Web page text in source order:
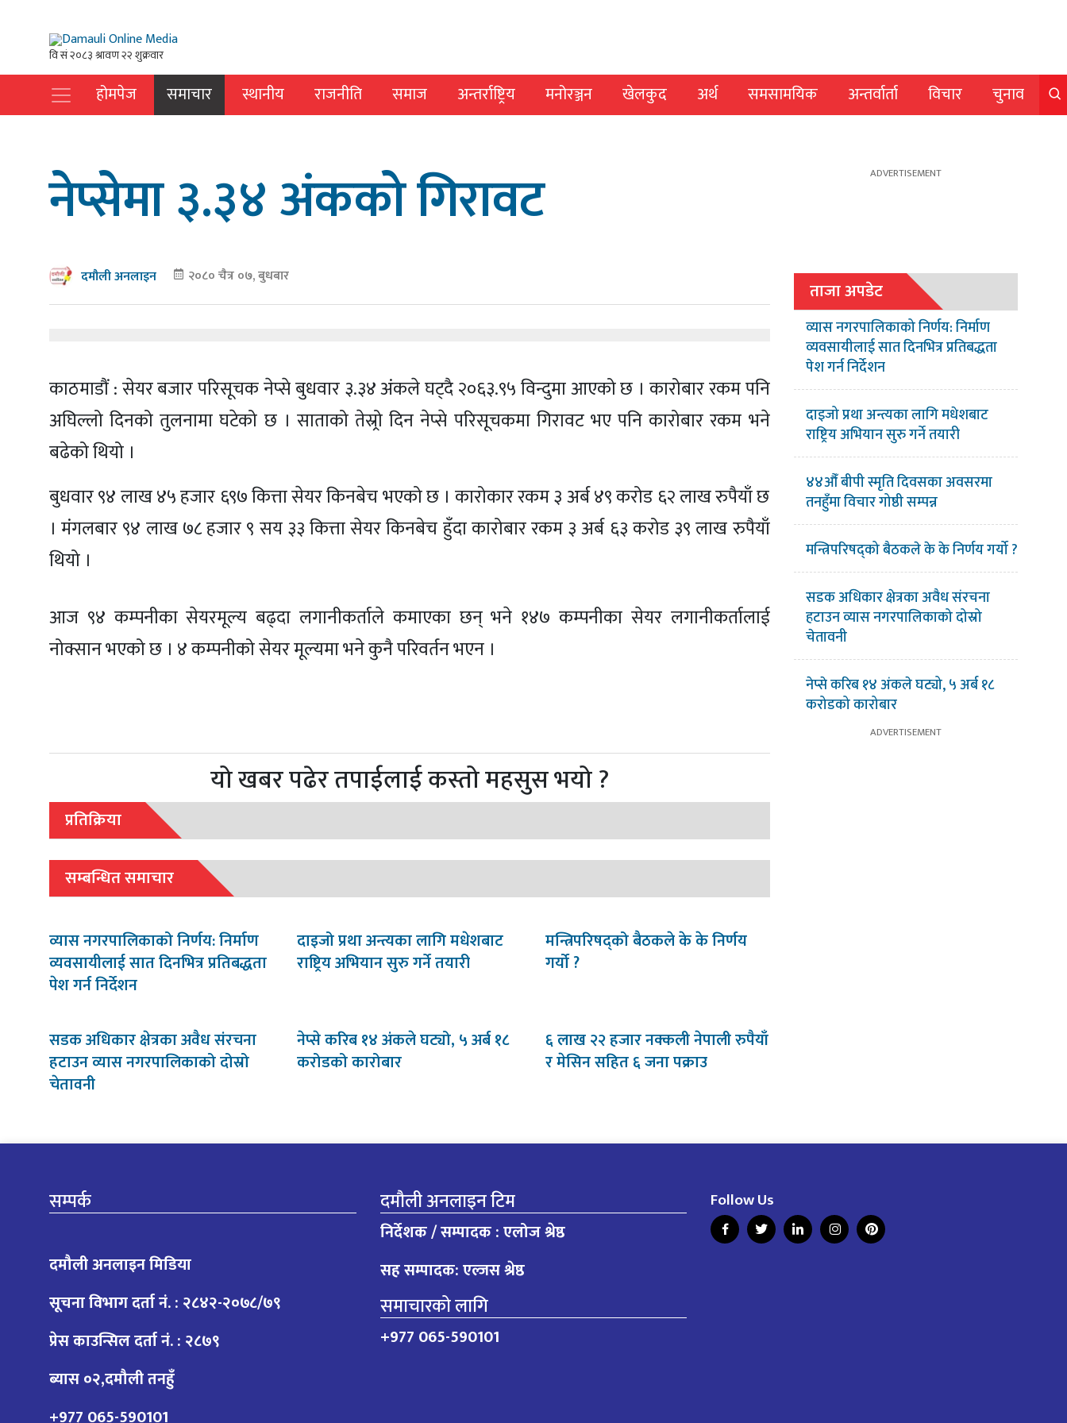
होमपेज समाचार स्थानीय राजनीति समाज अन्तर्राष्ट्रिय मनोरञ्जन खेलकुद अर्थ समसामयिक अन्तर्वार्ता विचार चुनाव
नेप्सेमा ३.३४ अंकको गिरावट
दमौली अनलाइन २०८० चैत्र ०७, बुधबार
काठमाडौं : सेयर बजार परिसूचक नेप्से बुधवार ३.३४ अंकले घट्दै २०६३.९५ विन्दुमा आएको छ । कारोबार रकम पनि
अघिल्लो दिनको तुलनामा घटेको छ । साताको तेस्र्रो दिन नेप्से परिसूचकमा गिरावट भए पनि कारोबार रकम भने
बढेको थियो ।
बुधवार ९४ लाख ४५ हजार ६९७ कित्ता सेयर किनबेच भएको छ । कारोकार रकम ३ अर्ब ४९ करोड ६२ लाख रुपैयाँ छ
। मंगलबार ९४ लाख ७८ हजार ९ सय ३३ कित्ता सेयर किनबेच हुँदा कारोबार रकम ३ अर्ब ६३ करोड ३९ लाख रुपैयाँ
थियो ।
आज ९४ कम्पनीका सेयरमूल्य बढ्दा लगानीकर्ताले कमाएका छन् भने १४७ कम्पनीका सेयर लगानीकर्तालाई
नोक्सान भएको छ । ४ कम्पनीको सेयर मूल्यमा भने कुनै परिवर्तन भएन ।
यो खबर पढेर तपाईलाई कस्तो महसुस भयो ?
प्रतिक्रिया
सम्बन्धित समाचार
व्यास नगरपालिकाको निर्णय: निर्माण
व्यवसायीलाई सात दिनभित्र प्रतिबद्धता
पेश गर्न निर्देशन
दाइजो प्रथा अन्त्यका लागि मधेशबाट
राष्ट्रिय अभियान सुरु गर्ने तयारी
मन्त्रिपरिषद्को बैठकले के के निर्णय
गर्यो ?
सडक अधिकार क्षेत्रका अवैध संरचना
हटाउन व्यास नगरपालिकाको दोस्रो
चेतावनी
नेप्से करिब १४ अंकले घट्यो, ५ अर्ब १८
करोडको कारोबार
६ लाख २२ हजार नक्कली नेपाली रुपैयाँ
र मेसिन सहित ६ जना पक्राउ
ताजा अपडेट
व्यास नगरपालिकाको निर्णय: निर्माण
व्यवसायीलाई सात दिनभित्र प्रतिबद्धता
पेश गर्न निर्देशन
दाइजो प्रथा अन्त्यका लागि मधेशबाट
राष्ट्रिय अभियान सुरु गर्ने तयारी
४४औँ बीपी स्मृति दिवसका अवसरमा
तनहुँमा विचार गोष्ठी सम्पन्न
मन्त्रिपरिषद्को बैठकले के के निर्णय गर्यो ?
सडक अधिकार क्षेत्रका अवैध संरचना
हटाउन व्यास नगरपालिकाको दोस्रो
चेतावनी
नेप्से करिब १४ अंकले घट्यो, ५ अर्ब १८
करोडको कारोबार
सम्पर्क
दमौली अनलाइन मिडिया
सूचना विभाग दर्ता नं. : २८४२-२०७८/७९
प्रेस काउन्सिल दर्ता नं. : २८७९
ब्यास ०२,दमौली तनहुँ
दमौली अनलाइन टिम
निर्देशक / सम्पादक : एलोज श्रेष्ठ
सह सम्पादक: एल्जस श्रेष्ठ
समाचारको लागि
+977 065-590101
Follow Us